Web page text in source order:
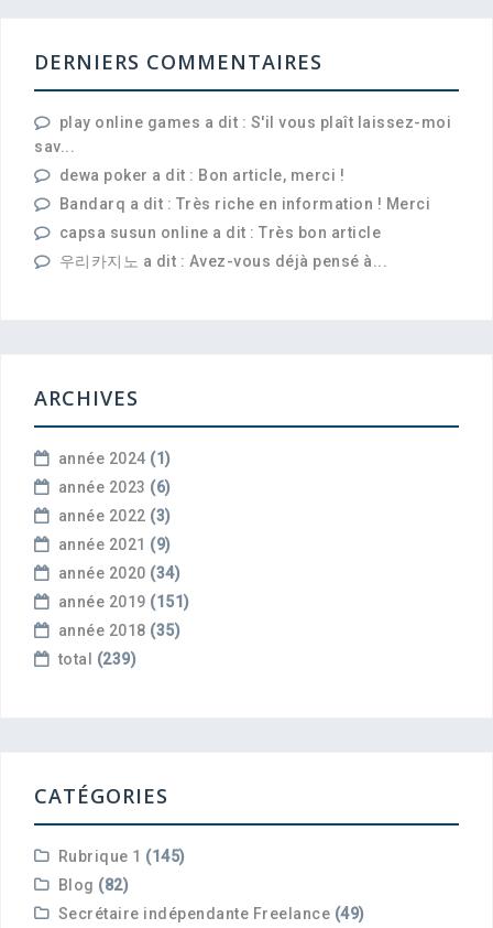
DERNIERS COMMENTAIRES
play online games a dit : S'il vous plaît laissez-moi
sav...
dewa poker a dit : Bon article, merci !
Bandarq a dit : Très riche en information ! Merci
capsa susun online a dit : Très bon article
우리카지노 a dit : Avez-vous déjà pensé à...
ARCHIVES
année 2024 (1)
année 2023 (6)
année 2022 (3)
année 2021 (9)
année 2020 (34)
année 2019 (151)
année 2018 (35)
total (239)
CATÉGORIES
Rubrique 1 (145)
Blog (82)
Secrétaire indépendante Freelance (49)